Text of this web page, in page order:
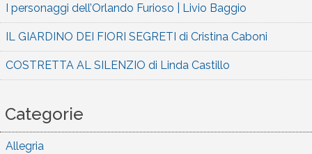
I personaggi dell’Orlando Furioso | Livio Baggio
IL GIARDINO DEI FIORI SEGRETI di Cristina Caboni
COSTRETTA AL SILENZIO di Linda Castillo
Categorie
Allegria